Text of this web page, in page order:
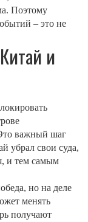
Поэтому
– это не
и
важный шаг
убрал свои суда,
и тем самым
но на деле
менять
получают